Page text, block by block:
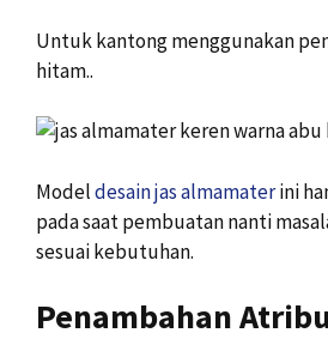
Untuk kantong menggunakan
hitam..
Modeldesain jas almamaterini
pada saat pembuatan nanti
sesuai kebutuhan.
Penambahan